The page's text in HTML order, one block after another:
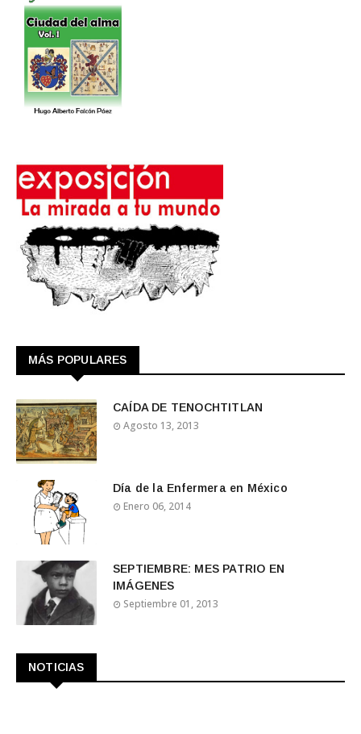
MÁS POPULARES
CAÍDA DE TENOCHTITLAN
Agosto 13, 2013
Día de la Enfermera en México
Enero 06, 2014
SEPTIEMBRE: MES PATRIO EN
IMÁGENES
Septiembre 01, 2013
NOTICIAS